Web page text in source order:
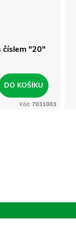
číslem "20"
DO KOŠÍKU
Kód: 7031003